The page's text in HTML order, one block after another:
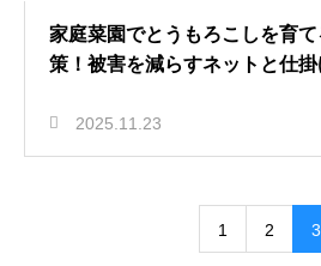
家庭菜園でとうもろこしを育
策！被害を減らすネットと仕掛
2025.11.23
1 2 3